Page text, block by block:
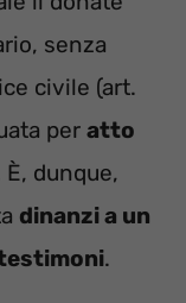
senza
civile (art.
per atto
dunque,
dinanzi a un
.